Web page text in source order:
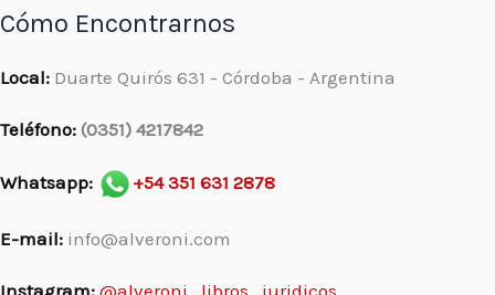
Cómo Encontrarnos
Local: Duarte Quirós 631 - Córdoba - Argentina
Teléfono: (0351) 4217842
Whatsapp: +54 351 631 2878
E-mail: info@alveroni.com
Instagram: @alveroni_libros_juridicos